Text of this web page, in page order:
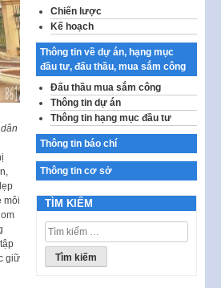
môi
giữ
dụng khoa học, công nghệ, đổi
mới sáng tạo và chuyển…
Quy định chi tiết và hướng dẫn
thi hành một số điều của Luật Lý
lịch tư…
Sửa đổi, bổ sung một số nội
dung tại Nghị quyết số 30/NQ-
CP ngày 24 tháng 02…
Ban hành Chương trình hành
động của Chính phủ thực hiện
Nghị quyết số 02-NQ/TW ngày
17…
động hợp đồng theo Nghị định
số 111/2022/NĐ-CP ngày
30/12/2022 của Chính…
Chiến lược
Kế hoạch
Thông tin về dự án, hạng mục
đầu tư, đấu thầu, mua sắm công
Đấu thầu mua sắm công
Thông tin dự án
Thông tin hạng mục đầu tư
Thông tin báo chí
Thông tin cơ sở
TÌM KIẾM
Tìm
kiếm
cho: